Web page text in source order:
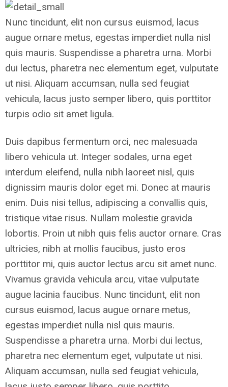
Nunc tincidunt, elit non cursus euismod, lacus
augue ornare metus, egestas imperdiet nulla nisl
quis mauris. Suspendisse a pharetra urna. Morbi
dui lectus, pharetra nec elementum eget, vulputate
ut nisi. Aliquam accumsan, nulla sed feugiat
vehicula, lacus justo semper libero, quis porttitor
turpis odio sit amet ligula.
Duis dapibus fermentum orci, nec malesuada
libero vehicula ut. Integer sodales, urna eget
interdum eleifend, nulla nibh laoreet nisl, quis
dignissim mauris dolor eget mi. Donec at mauris
enim. Duis nisi tellus, adipiscing a convallis quis,
tristique vitae risus. Nullam molestie gravida
lobortis. Proin ut nibh quis felis auctor ornare. Cras
ultricies, nibh at mollis faucibus, justo eros
porttitor mi, quis auctor lectus arcu sit amet nunc.
Vivamus gravida vehicula arcu, vitae vulputate
augue lacinia faucibus. Nunc tincidunt, elit non
cursus euismod, lacus augue ornare metus,
egestas imperdiet nulla nisl quis mauris.
Suspendisse a pharetra urna. Morbi dui lectus,
pharetra nec elementum eget, vulputate ut nisi.
Aliquam accumsan, nulla sed feugiat vehicula,